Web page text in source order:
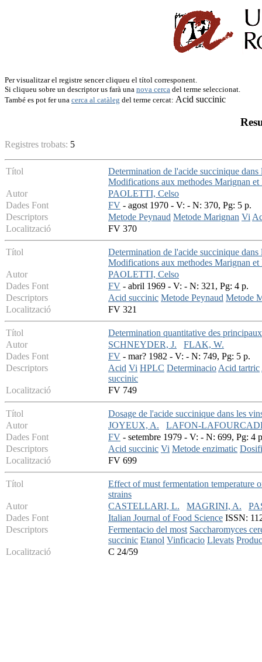
Per visualitzar el registre sencer cliqueu el títol corresponent.
Si cliqueu sobre un descriptor us farà una nova cerca del terme seleccionat.
També es pot fer una cerca al catàleg del terme cercat: Acid succinic
Registres trobats: 5
Títol
Determination de l'acide succinique dans
Modifications aux methodes Marignan et
Autor
PAOLETTI, Celso
Dades Font
FV - agost 1970 - V: - N: 370, Pg: 5 p.
Descriptors
Metode Peynaud Metode Marignan Vi
Localització
FV 370
Títol
Determination de l'acide succinique dans
Modifications aux methodes Marignan et
Autor
PAOLETTI, Celso
Dades Font
FV - abril 1969 - V: - N: 321, Pg: 4 p.
Descriptors
Acid succinic Metode Peynaud Metode
Localització
FV 321
Títol
Determination quantitative des
Autor
SCHNEYDER, J.
FLAK, W.
Dades Font
FV - mar? 1982 - V: - N: 749, Pg: 5 p.
Descriptors
Acid Vi HPLC DeterminacioAcid tartric
succinic
Localització
FV 749
Títol
Dosage de l'acide succinique dans les
Autor
JOYEUX, A.
LAFON-
Dades Font
FV - setembre 1979 - V: - N: 699, Pg: 4
Descriptors
Acid succinic Vi Metode enzimatic
Localització
FV 699
Títol
Effect of must fermentation temperature
strains
Autor
CASTELLARI, L. MAGRINI, A.
Dades Font
Italian Journal of Food Science ISSN:
Descriptors
Fermentacio del most Saccharomyces
succinic Etanol Vinficacio Llevats
Localització
C 24/59